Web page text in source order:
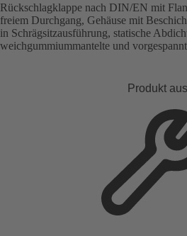
Rückschlagklappe nach DIN/EN mit
freiem Durchgang, Gehäuse mit
in Schrägsitzausführung, statische
weichgummiummantelte und
Produkt